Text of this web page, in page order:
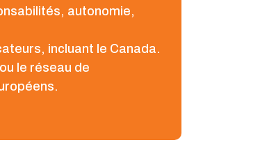
autonomie,
incluant le Canada.
le réseau de